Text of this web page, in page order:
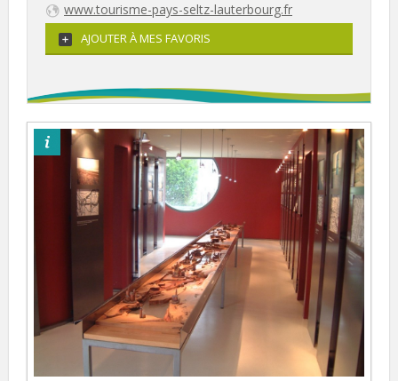
www.tourisme-pays-seltz-lauterbourg.fr
AJOUTER À MES FAVORIS
©OTPSL-ag